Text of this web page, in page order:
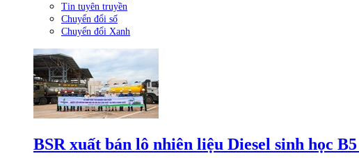
Tin tuyên truyền
Chuyển đổi số
Chuyển đổi Xanh
BSR xuất bán lô nhiên liệu Diesel sinh học